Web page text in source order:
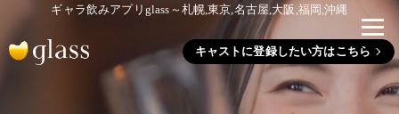
ギャラ飲みアプリglass～札幌,東京,名古屋,大阪,福岡,沖縄
キャストに登録したい方はこちら